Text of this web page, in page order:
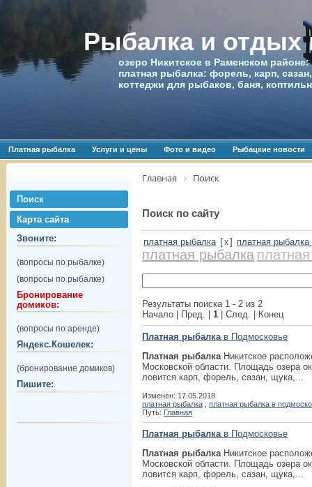
Рыбалка и отдых
озеро Никитское в Раменском
платная рыбалка: форель, карп,
коттеджи для рыбаков, баня,
Платная рыбалка Услуги и цены Фото и видео Рыбацкие новости
Поиск
Карта сайта
Звоните:
(вопросы по рыбалке)
(вопросы по рыбалке)
Бронирование
домиков:
(вопросы по аренде)
Яндекс.Кошелек:
(бронирование домиков)
Пишите:
Главная Поиск
Поиск по сайту
платная рыбалка [x] платная
платная рыбалка
Результаты поиска 1 - 2 из 2
Начало | Пред. | 1 | След. | Конец
Платная рыбалкав Подмосковье
Платная рыбалка Никитское
Московской области. Площадь озера
ловится карп, форель, сазан, щука,...
Изменен: 17.05.2018
платная рыбалка
платная рыбалка в
Путь: Главная
Платная рыбалка в Подмосковье
Платная рыбалка Никитское
Московской области. Площадь озера
ловится карп, форель, сазан, щука,...